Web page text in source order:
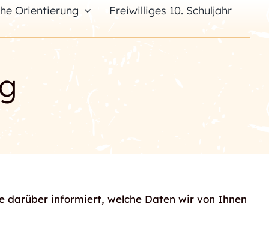
Orientierung Freiwilliges 10. Schuljahr
darüber informiert, welche Daten wir von Ihnen